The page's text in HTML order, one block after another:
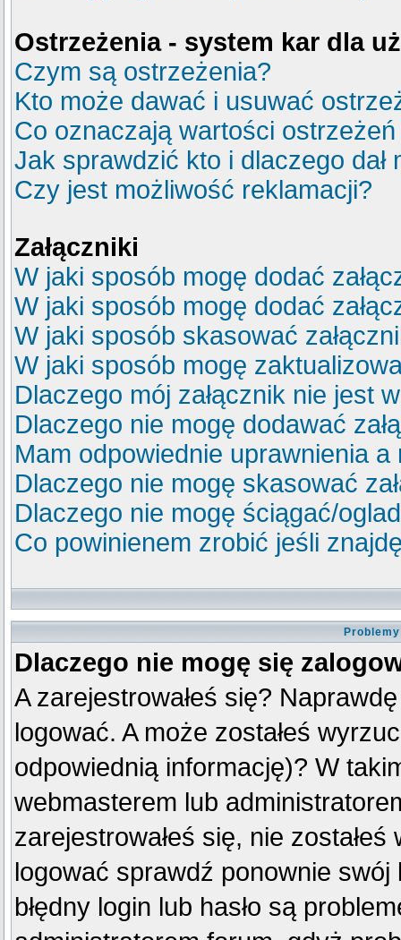
Ostrzeżenia - system kar dla
Czym są ostrzeżenia?
Kto może dawać i usuwać
Co oznaczają wartości
Jak sprawdzić kto i dlaczego dał
Czy jest możliwość reklamacji?
Załączniki
W jaki sposób mogę dodać
W jaki sposób mogę dodać
W jaki sposób skasować
W jaki sposób mogę
Dlaczego mój załącznik nie jest
Dlaczego nie mogę dodawać
Mam odpowiednie uprawnienia
Dlaczego nie mogę skasować
Dlaczego nie mogę ściągać/
Co powinienem zrobić jeśli
Dlaczego nie mogę się
A zarejestrowałeś się?
logować. A może zostałeś
odpowiednią informację)? W
webmasterem lub
zarejestrowałeś się, nie
logować sprawdź ponownie swój
błędny login lub hasło są